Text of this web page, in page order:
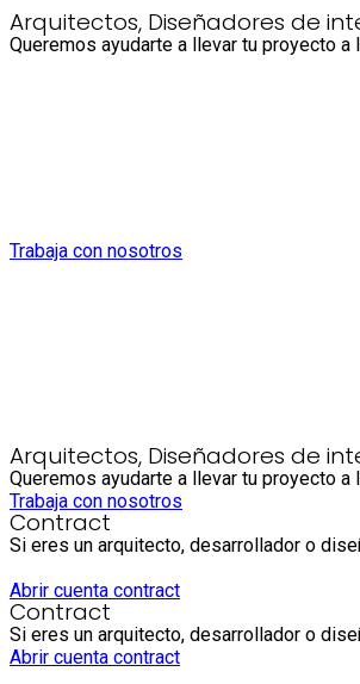
Arquitectos, Diseñadores de
Queremos ayudarte a llevar tu proyecto
Trabaja con nosotros
Arquitectos, Diseñadores de
Queremos ayudarte a llevar tu proyecto
Trabaja con nosotros
Contract
Si eres un arquitecto, desarrollador o
Abrir cuenta contract
Contract
Si eres un arquitecto, desarrollador o
Abrir cuenta contract